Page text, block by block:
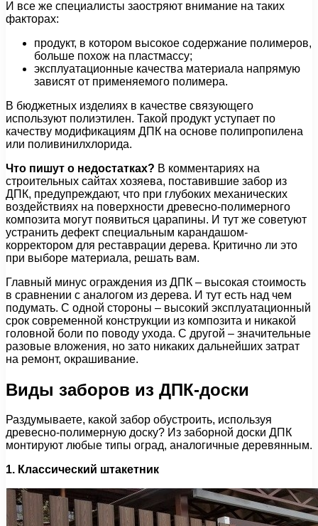
И все же специалисты заостряют внимание на таких
факторах:
продукт, в котором высокое содержание полимеров,
больше похож на пластмассу;
эксплуатационные качества материала напрямую
зависят от применяемого полимера.
В бюджетных изделиях в качестве связующего
используют полиэтилен. Такой продукт уступает по
качеству модификациям ДПК на основе полипропилена
или поливинилхлорида.
Что пишут о недостатках? В комментариях на
строительных сайтах хозяева, поставившие забор из
ДПК, предупреждают, что при глубоких механических
воздействиях на поверхности древесно-полимерного
композита могут появиться царапины. И тут же советуют
устранить дефект специальным карандашом-
корректором для реставрации дерева. Критично ли это
при выборе материала, решать вам.
Главный минус ограждения из ДПК – высокая стоимость
в сравнении с аналогом из дерева. И тут есть над чем
подумать. С одной стороны – высокий эксплуатационный
срок современной конструкции из композита и никакой
головной боли по поводу ухода. С другой – значительные
разовые вложения, но зато никаких дальнейших затрат
на ремонт, окрашивание.
Виды заборов из ДПК-доски
Раздумываете, какой забор обустроить, используя
древесно-полимерную доску? Из заборной доски ДПК
монтируют любые типы оград, аналогичные деревянным.
1. Классический штакетник